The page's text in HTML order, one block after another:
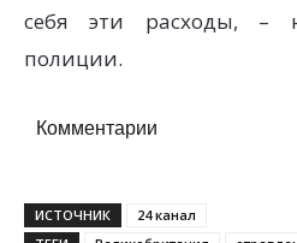
себя эти расходы, –
полиции.
Комментарии
ИСТОЧНИК
24 канал